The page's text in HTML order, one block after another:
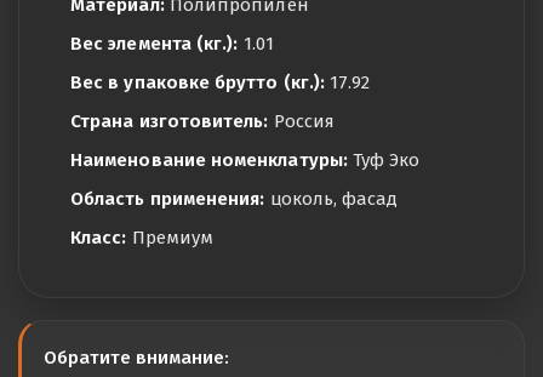
Вес элемента (кг.): 1.01
Вес в упаковке брутто (кг.): 17.92
Страна изготовитель: Россия
Наименование номенклатуры:Туф Эко
Область применения: цоколь, фасад
Класс: Премиум
Обратите внимание: